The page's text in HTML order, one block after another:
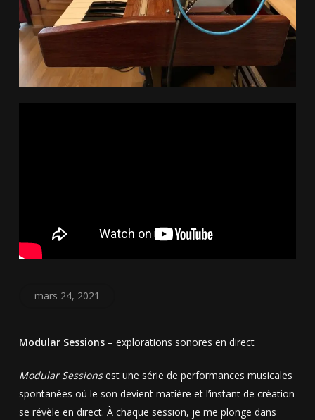
mars 24, 2021
Modular Sessions– explorations sonores en direct
Modular Sessionsest une série de performances musicales
spontanées où le son devient matière et l’instant de création
se révèle en direct. À chaque session, je me plonge dans